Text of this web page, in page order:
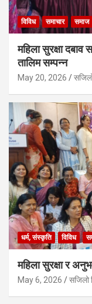
विविध समाचार समाज
महिला सुरक्षा दबाव
तालिम सम्पन्न
May 20, 2026
धर्म, संस्कृति विविध
महिला सुरक्षा र
May 6, 2026 सजिलो